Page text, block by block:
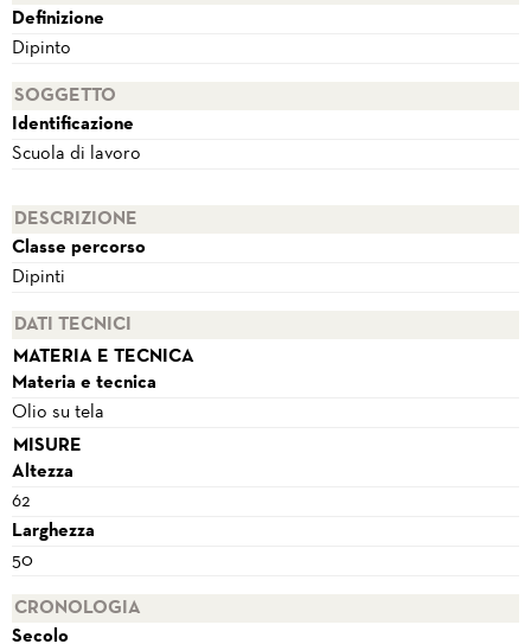
Definizione
Dipinto
SOGGETTO
Identificazione
Scuola di lavoro
DESCRIZIONE
Classe percorso
Dipinti
DATI TECNICI
MATERIA E TECNICA
Materia e tecnica
Olio su tela
MISURE
Altezza
62
Larghezza
50
CRONOLOGIA
Secolo